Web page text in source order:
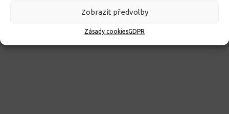
Zobrazit předvolby
Zásady cookiesGDPR